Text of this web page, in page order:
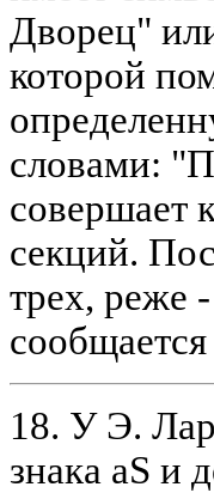
Дворец"
которой
словами:
совершает
секций.
трех, реже
18. У Э.
знака aS и